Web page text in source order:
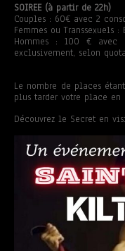
SOIREE (à partir de 22h)
Couples : 60€ avec 2
Femmes ou Transsexuels
Hommes : 100 € avec
exclusivement, selon
Le nombre de places
plus tarder votre place en
Découvrez le Secret en